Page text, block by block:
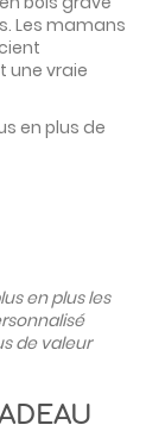
Les mamans
une vraie
en plus de
en plus les
de valeur